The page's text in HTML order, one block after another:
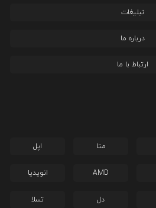
تبلیغات
درباره ما
ارتباط با ما
متا اپل
AMD انویدیا
دل تسلا